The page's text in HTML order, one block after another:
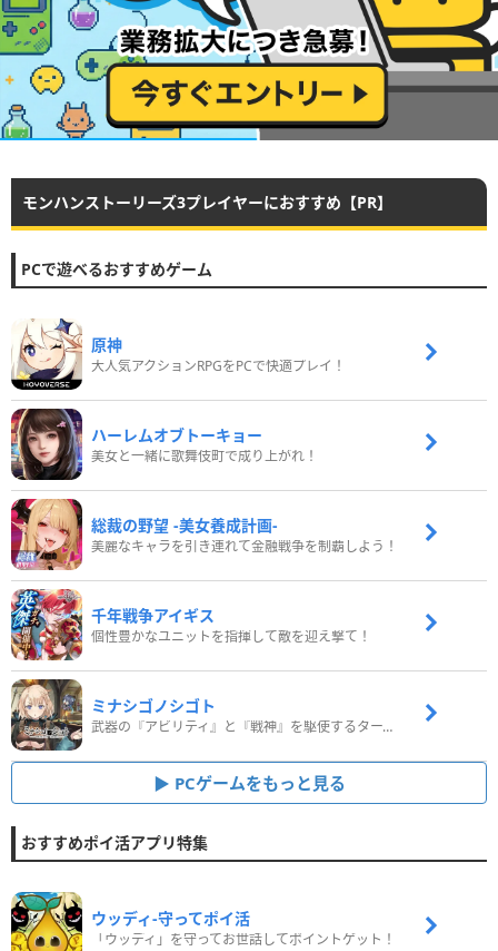
モンハンストーリーズ3プレイヤーにおすすめ【PR】
PCで遊べるおすすめゲーム
原神
大人気アクションRPGをPCで快適プレイ！
ハーレムオブトーキョー
美女と一緒に歌舞伎町で成り上がれ！
総裁の野望 -美女養成計画-
美麗なキャラを引き連れて金融戦争を制覇しよう！
千年戦争アイギス
個性豊かなユニットを指揮して敵を迎え撃て！
ミナシゴノシゴト
武器の『アビリティ』と『戦神』を駆使するターン制コマンドバトルRPG！
PCゲームをもっと見る
おすすめポイ活アプリ特集
ウッディ‐守ってポイ活
「ウッディ」を守ってお世話してポイントゲット！